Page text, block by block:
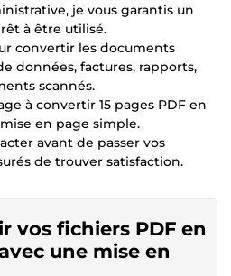
je vous garantis un
à être utilisé.
convertir les documents
données, factures, rapports,
scannés.
à convertir 15 pages PDF en
en page simple.
avant de passer vos
de trouver satisfaction.
vos fichiers PDF en
une mise en